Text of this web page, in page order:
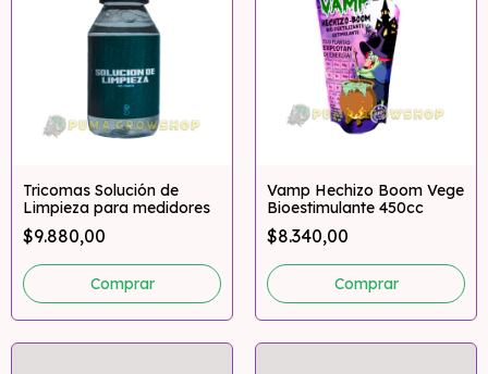
Tricomas Solución de
Limpieza para medidores
$9.880,00
Vamp Hechizo Boom Vege
Bioestimulante 450cc
$8.340,00